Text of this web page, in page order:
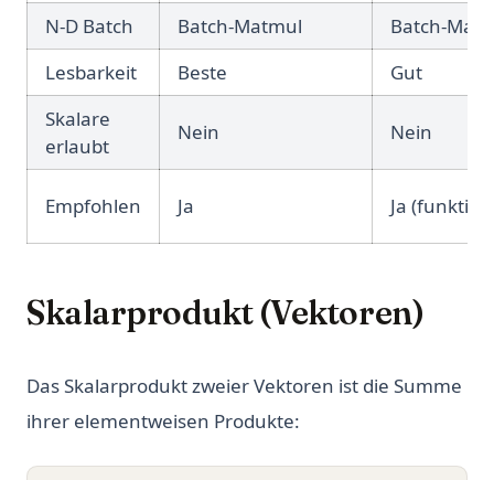
N-D Batch
Batch-Matmul
Batch-
Lesbarkeit
Beste
Gut
Skalare
erlaubt
Nein Nein
Empfohlen Ja Ja
Skalarprodukt (Vektoren)
Das Skalarprodukt zweier Vektoren ist die Summe
ihrer elementweisen Produkte: